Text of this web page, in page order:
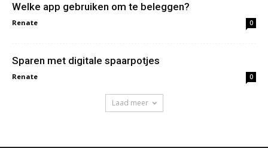
Welke app gebruiken om te beleggen?
Renate 0
Sparen met digitale spaarpotjes
Renate 0
Laad meer